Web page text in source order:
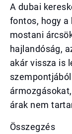
A dubai
fontos, hogy a
mostani
hajlandóság,
akár vissza is
árak nem
Összegzés